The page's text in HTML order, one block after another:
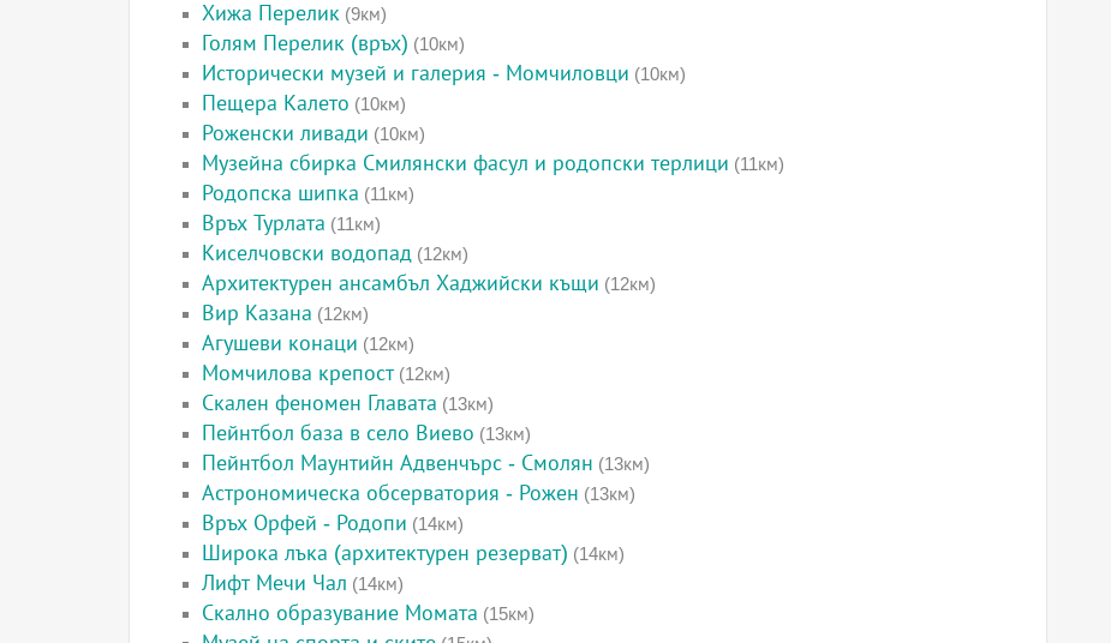
Хижа Перелик (9км)
Голям Перелик (връх) (10км)
Исторически музей и галерия - Момчиловци (10км)
Пещера Калето (10км)
Роженски ливади (10км)
Музейна сбирка Смилянски фасул и родопски терлици (11км)
Родопска шипка (11км)
Връх Турлата (11км)
Киселчовски водопад (12км)
Архитектурен ансамбъл Хаджийски къщи (12км)
Вир Казана (12км)
Агушеви конаци (12км)
Момчилова крепост(12км)
Скален феномен Главата (13км)
Пейнтбол база в село Виево (13км)
Пейнтбол Маунтийн Адвенчърс - Смолян (13км)
Астрономическа обсерватория - Рожен (13км)
Връх Орфей - Родопи (14км)
Широка лъка (архитектурен резерват) (14км)
Лифт Мечи Чал (14км)
Скално образувание Момата (15км)